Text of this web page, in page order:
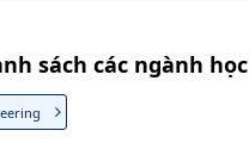
sách các ngành học